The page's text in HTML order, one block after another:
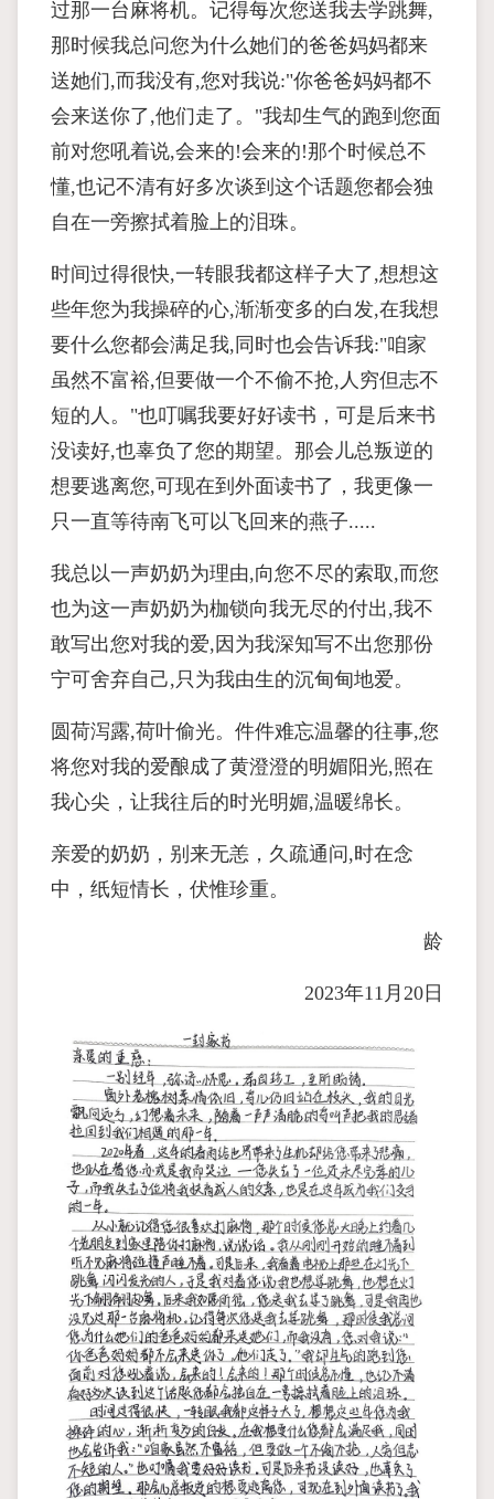
过那一台麻将机。记得每次您送我去学跳舞,
那时候我总问您为什么她们的爸爸妈妈都来
送她们,而我没有,您对我说:"你爸爸妈妈都不
会来送你了,他们走了。"我却生气的跑到您面
前对您吼着说,会来的!会来的!那个时候总不
懂,也记不清有好多次谈到这个话题您都会独
自在一旁擦拭着脸上的泪珠。
时间过得很快,一转眼我都这样子大了,想想这
些年您为我操碎的心,渐渐变多的白发,在我想
要什么您都会满足我,同时也会告诉我:"咱家
虽然不富裕,但要做一个不偷不抢,人穷但志不
短的人。"也叮嘱我要好好读书，可是后来书
没读好,也辜负了您的期望。那会儿总叛逆的
想要逃离您,可现在到外面读书了，我更像一
只一直等待南飞可以飞回来的燕子.....
我总以一声奶奶为理由,向您不尽的索取,而您
也为这一声奶奶为枷锁向我无尽的付出,我不
敢写出您对我的爱,因为我深知写不出您那份
宁可舍弃自己,只为我由生的沉甸甸地爱。
圆荷泻露,荷叶偷光。件件难忘温馨的往事,您
将您对我的爱酿成了黄澄澄的明媚阳光,照在
我心尖，让我往后的时光明媚,温暖绵长。
亲爱的奶奶，别来无恙，久疏通问,时在念
中，纸短情长，伏惟珍重。
龄
2023年11月20日